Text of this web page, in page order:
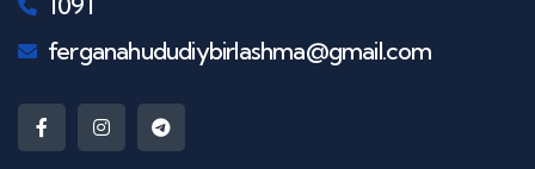
ferganahududiybirlashma@gmail.com